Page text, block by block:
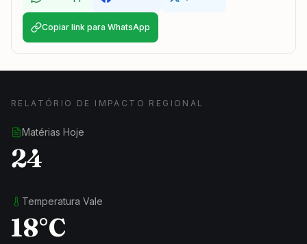
Copiar link para WhatsApp
RELATÓRIO DE IMPACTO REGIONAL
Matérias Hoje
24
Temperatura Vale
18°C